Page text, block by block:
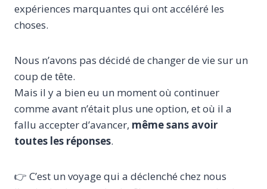
expériences marquantes qui ont accéléré les
choses.
Nous n’avons pas décidé de changer de vie sur un
coup de tête.
Mais il y a bien eu un moment où continuer
comme avant n’était plus une option, et où il a
fallu accepter d’avancer, même sans avoir
toutes les réponses.
👉 C’est un voyage qui a déclenché chez nous